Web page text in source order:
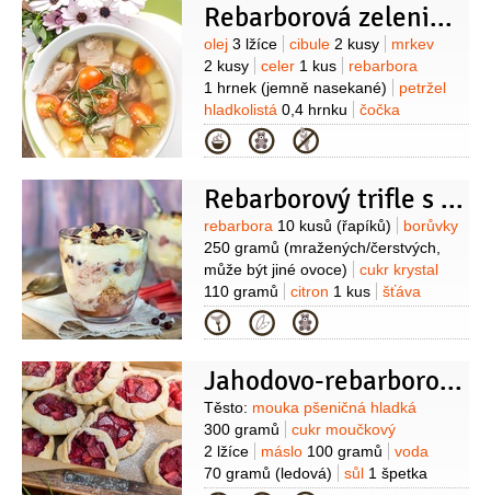
Krém: mléko250 mililitrů
(plnotučné)
vanilka(dřeň)
žloutek
4 kusy (velké)
cukr krupice
2 lžíce
moučka kukuřičná (škrob)
1 lžíce
mouka pšeničná hladká
1 lžíce
smetana na šlehání
100 mililitrů
Rebarborová zeleninová polévka s luštěninami
Suroviny
olej 3 lžíce cibule 2 kusy
mrkev
2 kusy
celer 1 kus
rebarbora
1 hrnek (jemně nasekané)
petržel
hladkolistá 0,4 hrnku
čočka
1 hrnek
vývar hovězí
7 hrnků
smetana zakysaná4 lžíce
Kategorie
Rebarborový trifle s ovocem
Suroviny
rebarbora 10 kusů (řapíků)
borůvky
250 gramů (mražených/čerstvých,
může být jiné ovoce)
cukr krystal
110 gramů
citron 1 kus
šťáva
pomerančová2 kusy
cukrářské10 kusů sušenky8 kusů
šlehání300 mililitrů
žloutek
6 kusů
cukr krystal2 lžíce
vanilkový
extrakt
1 lžička Náplň: žloutek
3 kusy
cukr krystal 110 gramů
Mascarpone
750
smetana na
šlehání300 mililitrů pomerančová
Kategorie
Jahodovo-rebarborové galettes I
Suroviny
Těsto: mouka pšeničná hladká
300 gramů
cukr moučkový
2 lžíce
máslo 100 gramů
voda
70 gramů (ledová) sůl 1 špetka